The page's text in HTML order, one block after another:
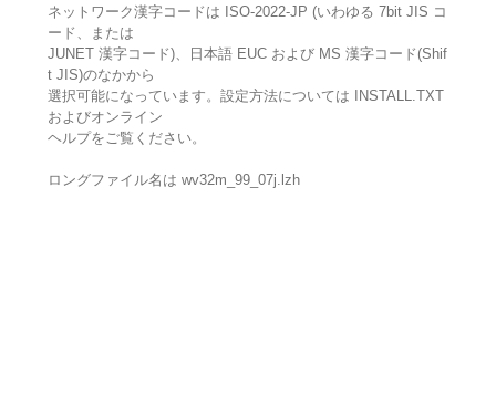
ネットワーク漢字コードは ISO-2022-JP (いわゆる 7bit JIS コ
ード、または
JUNET 漢字コード)、日本語 EUC および MS 漢字コード(Shif
t JIS)のなかから
選択可能になっています。設定方法については INSTALL.TXT
およびオンライン
ヘルプをご覧ください。
ロングファイル名は wv32m_99_07j.lzh